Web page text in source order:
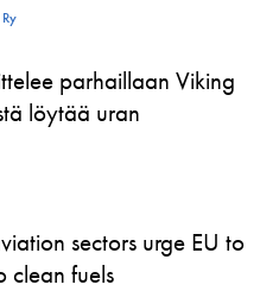
parhaillaan Viking
löytää uran
sectors urge EU to
clean fuels